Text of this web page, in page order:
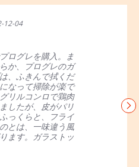
。ま
ガ
だ
楽で
鶏肉
パリ
ライ
う風
トッ
プログレ
保
に
パ